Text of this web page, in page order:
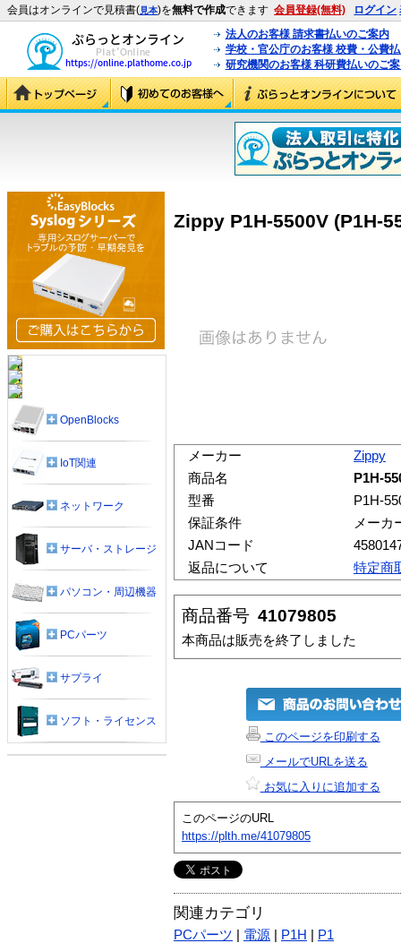
会員はオンラインで見積書(見本)を無料で作成できます 会員登録(無料) ログイン
法人のお客様 請求書払いのご案内
学校・官公庁のお客様 校費・公費
研究機関のお客様 科研費払いのご
Zippy P1H-5500V (P1H-
メーカー
Zippy
商品名
P1H-
型番
P1H-
保証条件
メーカ
JANコード
返品について
特定商
商品番号 41079805
本商品は販売を終了しました
このページを印刷する
メールでURLを送る
お気に入りに追加する
このページのURL
https://plth.me/41079805
関連カテゴリ
PCパーツ 電源 P1H P1
OpenBlocks
IoT関連
ネットワーク
サーバ・ストレージ
パソコン・周辺機器
PCパーツ
サプライ
ソフト・ライセンス